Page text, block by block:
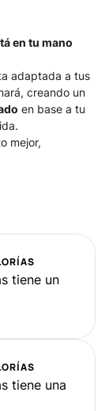
en tu mano
adaptada a tus
en base a tu
mejor,
tiene un
tiene una